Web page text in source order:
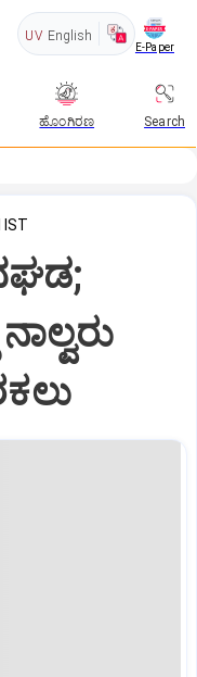
UV English
E-Paper
ಹೊಂಗಿರಣ Search
IST